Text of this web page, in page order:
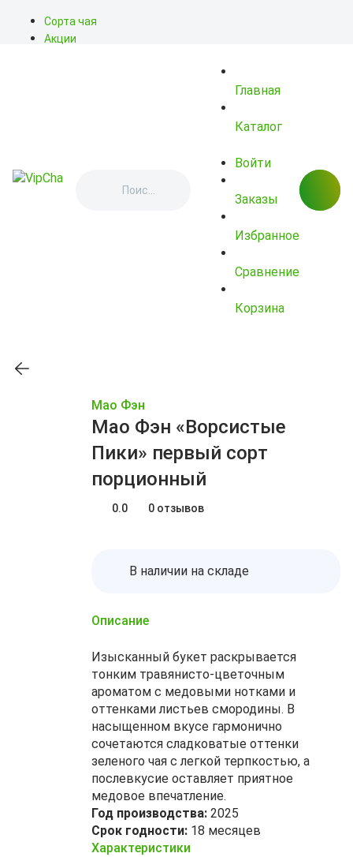
Сорта чая
Акции
Главная
Каталог
Войти
Заказы
Избранное
Сравнение
Корзина
Мао Фэн
Мао Фэн «Ворсистые
Пики» первый сорт
порционный
0.0 0 отзывов
В наличии на складе
Описание
Изысканный букет раскрывается
тонким травянисто-цветочным
ароматом с медовыми нотками и
оттенками листьев смородины. В
насыщенном вкусе гармонично
сочетаются сладковатые оттенки
зеленого чая с легкой терпкостью, а
послевкусие оставляет приятное
медовое впечатление.
Год производства: 2025
Срок годности: 18 месяцев
Характеристики